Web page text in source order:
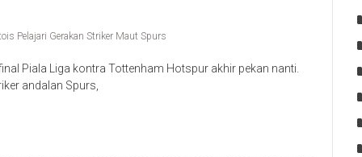
Pelajari Gerakan Striker Maut Spurs
Piala Liga kontra Tottenham Hotspur akhir pekan nanti.
andalan Spurs,